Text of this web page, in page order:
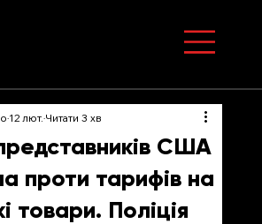
США
проти тарифів на
товари. Поліція
12 лют. Читати 3 хв